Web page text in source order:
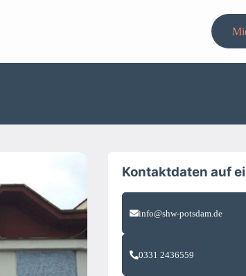
Kontaktdaten auf
info@shw-potsdam.de
0331 2436559